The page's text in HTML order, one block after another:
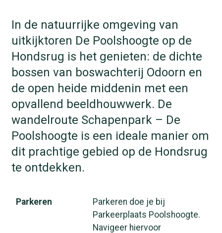
In de natuurrijke omgeving van
uitkijktoren De Poolshoogte op de
Hondsrug is het genieten: de dichte
bossen van boswachterij Odoorn en
de open heide middenin met een
opvallend beeldhouwwerk. De
wandelroute Schapenpark – De
Poolshoogte is een ideale manier om
dit prachtige gebied op de Hondsrug
te ontdekken.
Parkeren
Parkeren doe je bij
Parkeerplaats Poolshoogte.
Navigeer hiervoor